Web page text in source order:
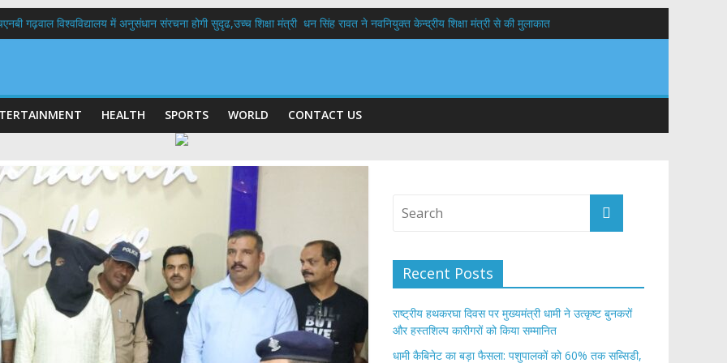
गढ़वाल विश्वविद्यालय में अनुसंधान संरचना होगी सुदृढ,उच्च शिक्षा मंत्री धन सिंह रावत ने नवनियुक्त केन्द्रीय शिक्षा मंत्री से की मुलाकात
दिवस पर मुख्यमंत्री धामी ने उत्कृष्ट बुनकरों और हस्तशिल्प कारीगरों को किया सम्मानित
रहें अधिकारी-मुख्य सचिव मानसून-एसईओसी से मुख्य सचिव ने की विस्तृत समीक्षा कहा-बंद सड़कों को शीघ्र खोला जाए, लोगों को न हो दिक्कत
HEALTH SPORTS WORLD CONTACT US
Recent Posts
राष्ट्रीय हथकरघा दिवस पर मुख्यमंत्री धामी ने उत्कृष्ट बुनकरों
और हस्तशिल्प कारीगरों को किया सम्मानित
​धामी कैबिनेट का बड़ा फैसला: पशुपालकों को 60% तक सब्सिडी,